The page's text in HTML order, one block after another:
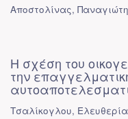
Αποστολίνας,
Η σχέση του
την
Τσαλίκογλου, Ελευθερία